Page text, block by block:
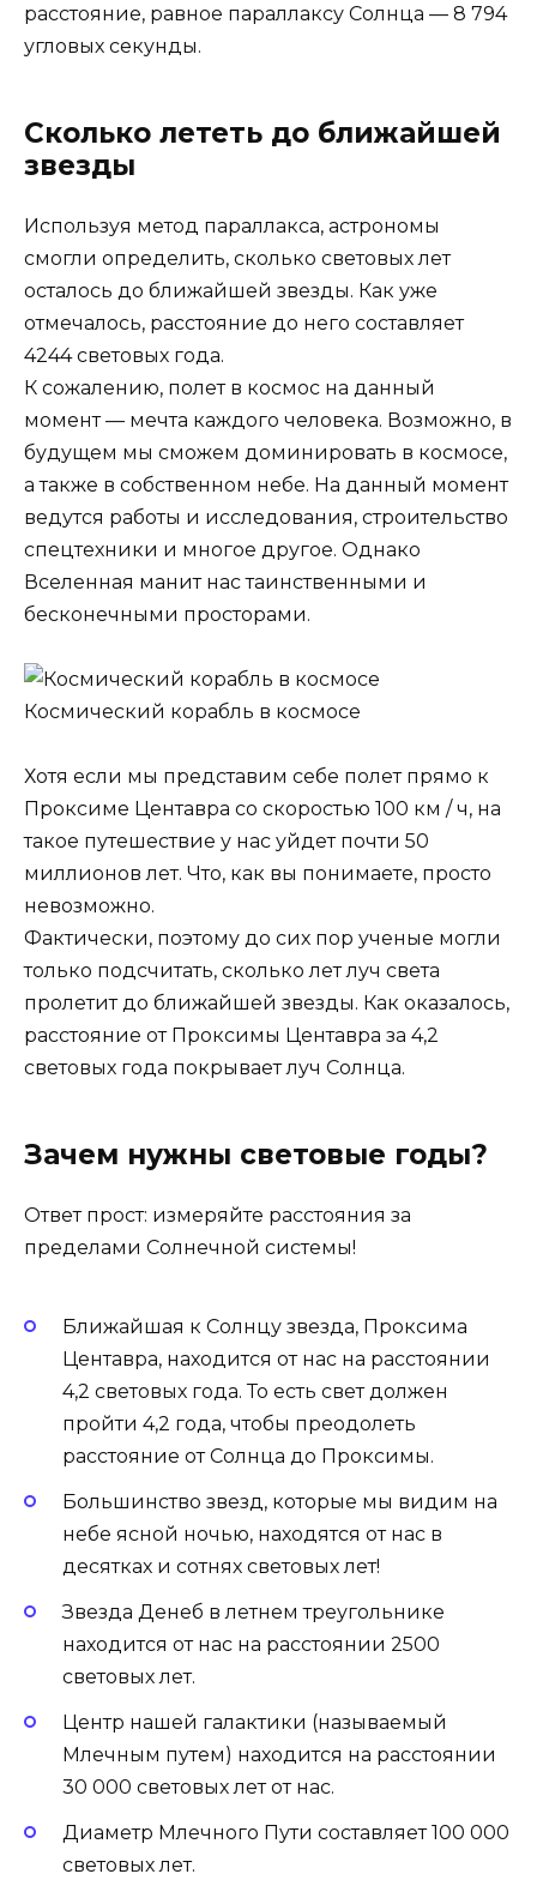
расстояние, равное параллаксу Солнца — 8 794
угловых секунды.
Сколько лететь до ближайшей
звезды
Используя метод параллакса, астрономы
смогли определить, сколько световых лет
осталось до ближайшей звезды. Как уже
отмечалось, расстояние до него составляет
4244 световых года.
К сожалению, полет в космос на данный
момент — мечта каждого человека. Возможно, в
будущем мы сможем доминировать в космосе,
а также в собственном небе. На данный момент
ведутся работы и исследования, строительство
спецтехники и многое другое. Однако
Вселенная манит нас таинственными и
бесконечными просторами.
Космический корабль в космосе
Хотя если мы представим себе полет прямо к
Проксиме Центавра со скоростью 100 км / ч, на
такое путешествие у нас уйдет почти 50
миллионов лет. Что, как вы понимаете, просто
невозможно.
Фактически, поэтому до сих пор ученые могли
только подсчитать, сколько лет луч света
пролетит до ближайшей звезды. Как оказалось,
расстояние от Проксимы Центавра за 4,2
световых года покрывает луч Солнца.
Зачем нужны световые годы?
Ответ прост: измеряйте расстояния за
пределами Солнечной системы!
Ближайшая к Солнцу звезда, Проксима
Центавра, находится от нас на расстоянии
4,2 световых года. То есть свет должен
пройти 4,2 года, чтобы преодолеть
расстояние от Солнца до Проксимы.
Большинство звезд, которые мы видим на
небе ясной ночью, находятся от нас в
десятках и сотнях световых лет!
Звезда Денеб в летнем треугольнике
находится от нас на расстоянии 2500
световых лет.
Центр нашей галактики (называемый
Млечным путем) находится на расстоянии
30 000 световых лет от нас.
Диаметр Млечного Пути составляет 100 000
световых лет.